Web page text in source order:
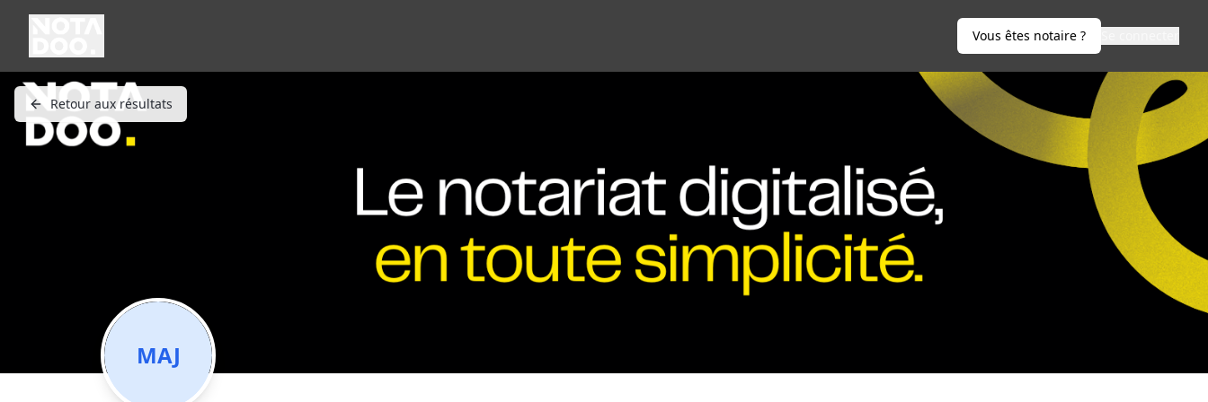
Vous êtes notaire ?
Retour aux résultats
MAJ